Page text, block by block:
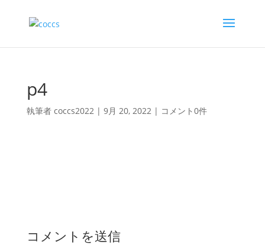
p4
執筆者 coccs2022| 9月 20, 2022| コメント0件
コメントを送信